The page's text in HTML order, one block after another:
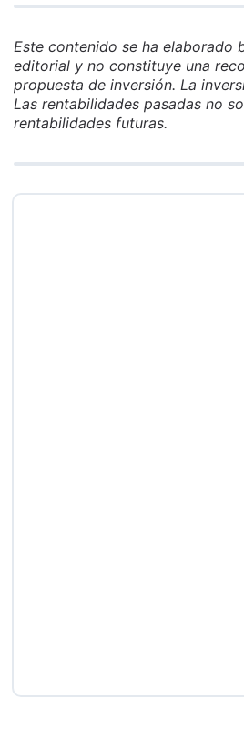
Este contenido se ha elaborado
editorial y no constituye una
propuesta de inversión. La
Las rentabilidades pasadas no
rentabilidades futuras.